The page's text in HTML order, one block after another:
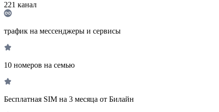
221 канал
трафик на мессенджеры и сервисы
10 номеров на семью
Бесплатная SIM на 3 месяца от Билайн